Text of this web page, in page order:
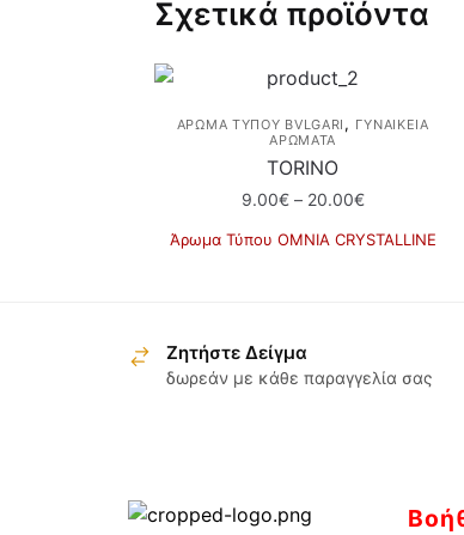
Σχετικά προϊόντα
ΆΡΩΜΑ ΤΎΠΟΥ BVLGARI , ΓΥΝΑΙΚΕΙΑ
ΑΡΩΜΑΤΑ
TORINO
9.00€ – 20.00€Price
9.00€
Άρωμα Τύπου ΟΜΝΙΑ CRYSTALLINE
έχει
πολλαπλές
μπορούν
Ζητήστε Δείγμα
δωρεάν με κάθε παραγγελία σας